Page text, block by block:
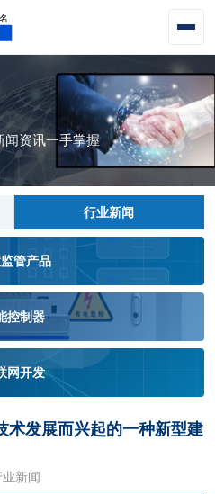
闻资讯一手掌握
行业新闻
管产品
控制器
网开发
术发展而兴起的一种新型建
新闻